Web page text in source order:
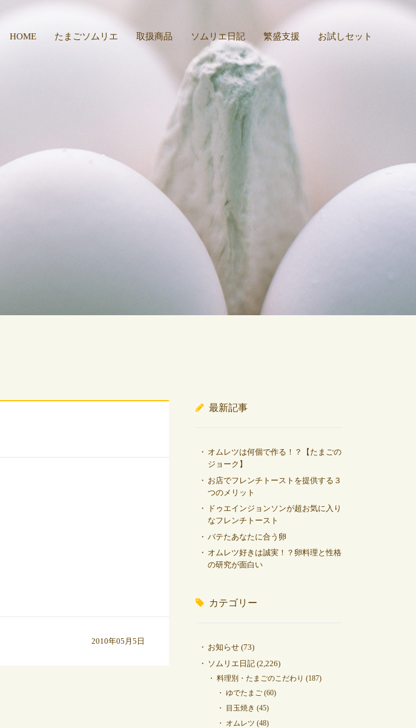
HOME たまごソムリエ 取扱商品 ソムリエ日記 繁盛支援 お試しセット
2010年05月5日
最新記事
オムレツは何個で作る！？【たまごの
ジョーク】
お店でフレンチトーストを提供する３
つのメリット
ドゥエインジョンソンが超お気に入り
なフレンチトースト
バテたあなたに合う卵
オムレツ好きは誠実！？卵料理と性格
の研究が面白い
カテゴリー
お知らせ (73)
ソムリエ日記 (2,226)
料理別・たまごのこだわり (187)
ゆでたまご (60)
目玉焼き (45)
オムレツ (48)